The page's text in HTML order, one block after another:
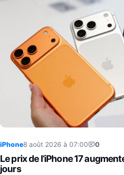
iPhone8 août 2026 à 07:00 0
Le prix de l’iPhone 17
jours